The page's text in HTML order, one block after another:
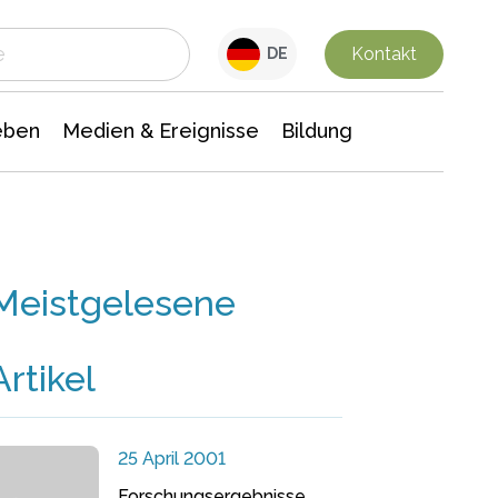
DE Kontakt
Medien & Ereignisse Bildung
25 April 2001